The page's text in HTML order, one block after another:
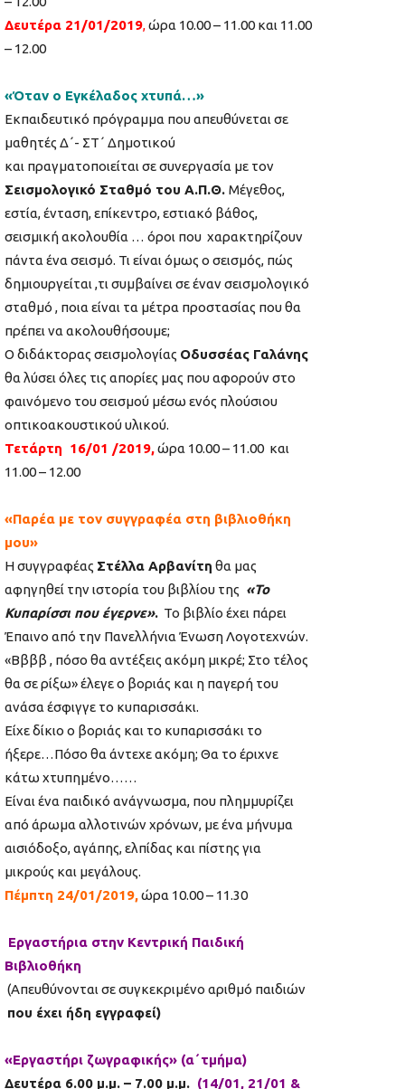
Δευτέρα 21/01/2019,ώρα 10.00 – 11.00 και 11.00
– 12.00
«Όταν ο Εγκέλαδος χτυπά…»
Εκπαιδευτικό πρόγραμμα που απευθύνεται σε
μαθητές Δ΄- ΣΤ΄ Δημοτικού
και πραγματοποιείται σε συνεργασία με τον
Σεισμολογικό Σταθμό του Α.Π.Θ. Μέγεθος,
εστία, ένταση, επίκεντρο, εστιακό βάθος,
σεισμική ακολουθία … όροι που χαρακτηρίζουν
πάντα ένα σεισμό. Τι είναι όμως ο σεισμός, πώς
δημιουργείται ,τι συμβαίνει σε έναν σεισμολογικό
σταθμό , ποια είναι τα μέτρα προστασίας που θα
πρέπει να ακολουθήσουμε;
Ο διδάκτορας σεισμολογίας Οδυσσέας Γαλάνης
θα λύσει όλες τις απορίες μας που αφορούν στο
φαινόμενο του σεισμού μέσω ενός πλούσιου
οπτικοακουστικού υλικού.
Τετάρτη 16/01 /2019,ώρα 10.00 – 11.00 και
11.00 – 12.00
«Παρέα με τον συγγραφέα στη βιβλιοθήκη
μου»
Η συγγραφέας Στέλλα Αρβανίτη θα μας
αφηγηθεί την ιστορία του βιβλίου της «Το
Κυπαρίσσι που έγερνε». Το βιβλίο έχει πάρει
Έπαινο από την Πανελλήνια Ένωση Λογοτεχνών.
«Ββββ , πόσο θα αντέξεις ακόμη μικρέ; Στο τέλος
θα σε ρίξω» έλεγε ο βοριάς και η παγερή του
ανάσα έσφιγγε το κυπαρισσάκι.
Είχε δίκιο ο βοριάς και το κυπαρισσάκι το
ήξερε…Πόσο θα άντεχε ακόμη; Θα το έριχνε
κάτω χτυπημένο……
Είναι ένα παιδικό ανάγνωσμα, που πλημμυρίζει
από άρωμα αλλοτινών χρόνων, με ένα μήνυμα
αισιόδοξο, αγάπης, ελπίδας και πίστης για
μικρούς και μεγάλους.
Πέμπτη 24/01/2019,ώρα 10.00 – 11.30
Εργαστήρια στην Κεντρική Παιδική
Βιβλιοθήκη
(Απευθύνονται σε συγκεκριμένο αριθμό παιδιών
που έχει ήδη εγγραφεί)
«Εργαστήρι ζωγραφικής» (α΄τμήμα)
Δευτέρα 6.00 μ.μ. – 7.00 μ.μ. (14/01, 21/01 &